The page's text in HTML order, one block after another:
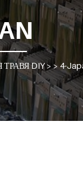
DIY> >4-